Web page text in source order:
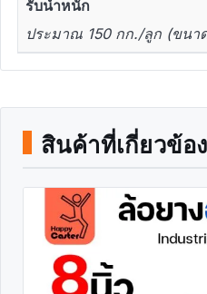
รับน้ำหนัก
ประมาณ 150 กก./ลูก (ขนา
สินค้าที่เกี่ยวข้อง